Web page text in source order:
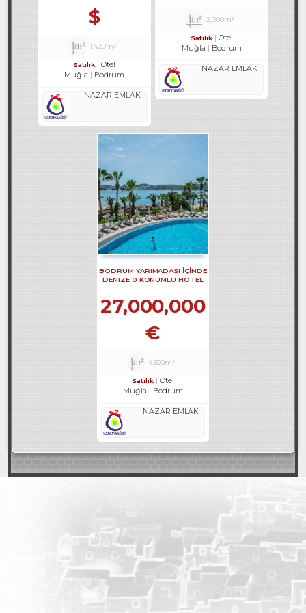
$
1,420m²
Satılık
Otel
Muğla
Bodrum
NAZAR EMLAK
2,000m²
Satılık
Otel
Muğla
Bodrum
NAZAR EMLAK
BODRUM YARIMADASI IÇINDE
DENIZE 0 KONUMLU HOTEL
27,000,000
€
4,500m²
Satılık
Otel
Muğla
Bodrum
NAZAR EMLAK